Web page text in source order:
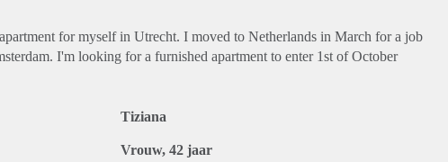
for myself in Utrecht. I moved to Netherlands in March for a job
I'm looking for a furnished apartment to enter 1st of October
Tiziana
Vrouw, 42 jaar